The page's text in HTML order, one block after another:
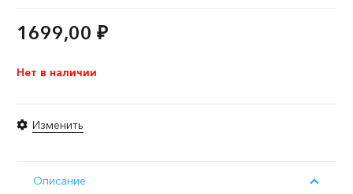
1699,00 ₽
Нет в наличии
Изменить
Описание